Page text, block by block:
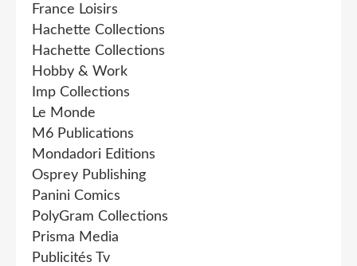
France Loisirs
Hachette Collections
Hachette Collections
Hobby & Work
Imp Collections
Le Monde
M6 Publications
Mondadori Editions
Osprey Publishing
Panini Comics
PolyGram Collections
Prisma Media
Publicités Tv